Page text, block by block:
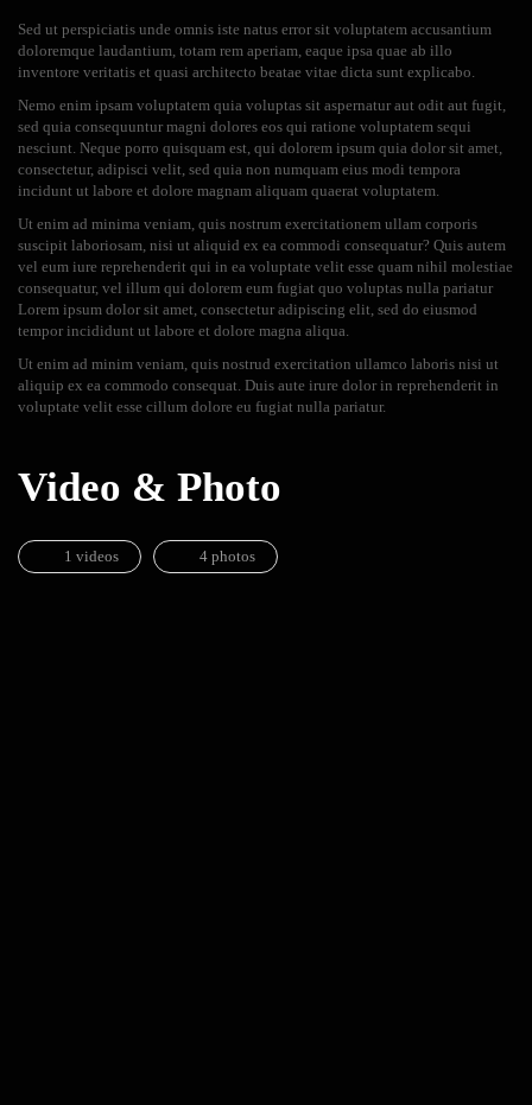
Sed ut perspiciatis unde omnis iste natus error sit voluptatem accusantium
doloremque laudantium, totam rem aperiam, eaque ipsa quae ab illo
inventore veritatis et quasi architecto beatae vitae dicta sunt explicabo.
Nemo enim ipsam voluptatem quia voluptas sit aspernatur aut odit aut fugit,
sed quia consequuntur magni dolores eos qui ratione voluptatem sequi
nesciunt. Neque porro quisquam est, qui dolorem ipsum quia dolor sit amet,
consectetur, adipisci velit, sed quia non numquam eius modi tempora
incidunt ut labore et dolore magnam aliquam quaerat voluptatem.
Ut enim ad minima veniam, quis nostrum exercitationem ullam corporis
suscipit laboriosam, nisi ut aliquid ex ea commodi consequatur? Quis autem
vel eum iure reprehenderit qui in ea voluptate velit esse quam nihil molestiae
consequatur, vel illum qui dolorem eum fugiat quo voluptas nulla pariatur
Lorem ipsum dolor sit amet, consectetur adipiscing elit, sed do eiusmod
tempor incididunt ut labore et dolore magna aliqua.
Ut enim ad minim veniam, quis nostrud exercitation ullamco laboris nisi ut
aliquip ex ea commodo consequat. Duis aute irure dolor in reprehenderit in
voluptate velit esse cillum dolore eu fugiat nulla pariatur.
Video & Photo
1 videos 4 photos